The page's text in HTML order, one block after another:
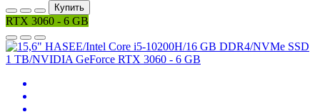
Купить
RTX 3060 - 6 GB